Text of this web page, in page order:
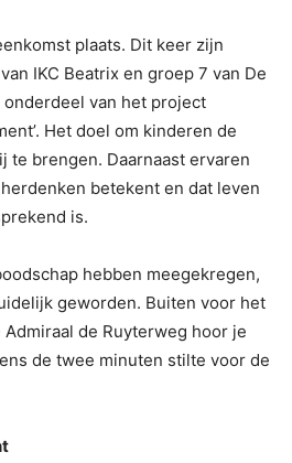
plaats. Dit keer zijn
IKC Beatrix en groep 7 van De
van het project
Het doel om kinderen de
te brengen. Daarnaast ervaren
betekent en dat leven
is.
hebben meegekregen,
geworden. Buiten voor het
de Ruyterweg hoor je
de twee minuten stilte voor de